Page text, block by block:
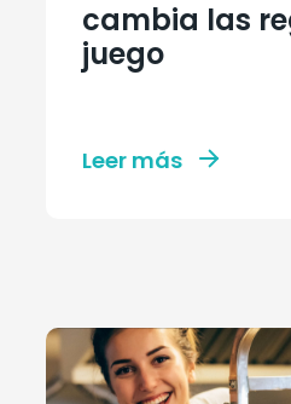
cambia las
juego
Leer más